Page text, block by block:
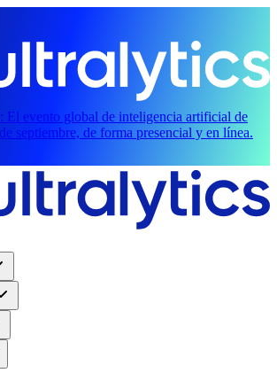
El evento global de inteligencia artificial de
septiembre, de forma presencial y en línea.